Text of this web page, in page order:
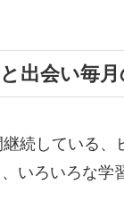
出会い毎
続している、
いろいろな学